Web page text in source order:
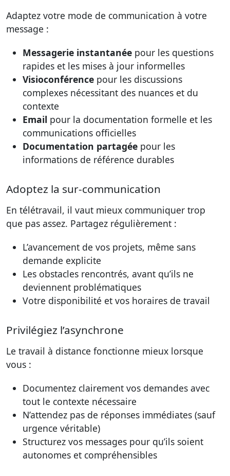
Adaptez votre mode de communication à votre
message :
Messagerie instantanée pour les questions
rapides et les mises à jour informelles
Visioconférence pour les discussions
complexes nécessitant des nuances et du
contexte
Email pour la documentation formelle et les
communications officielles
Documentation partagée pour les
informations de référence durables
Adoptez la sur-communication
En télétravail, il vaut mieux communiquer trop
que pas assez. Partagez régulièrement :
L’avancement de vos projets, même sans
demande explicite
Les obstacles rencontrés, avant qu’ils ne
deviennent problématiques
Votre disponibilité et vos horaires de travail
Privilégiez l’asynchrone
Le travail à distance fonctionne mieux lorsque
vous :
Documentez clairement vos demandes avec
tout le contexte nécessaire
N’attendez pas de réponses immédiates (sauf
urgence véritable)
Structurez vos messages pour qu’ils soient
autonomes et compréhensibles